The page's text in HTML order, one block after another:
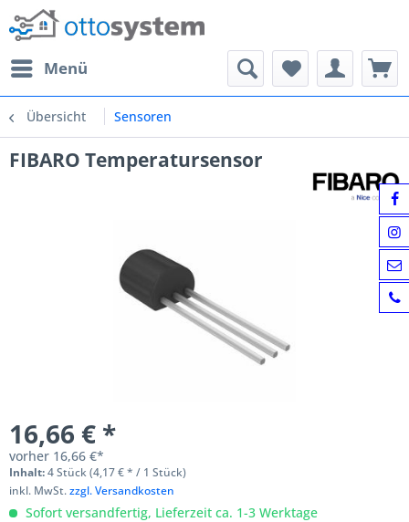
Menü
Übersicht Sensoren
FIBARO Temperatursensor
16,66 € *
vorher 16,66 €*
Inhalt:4 Stück (4,17 € * / 1 Stück)
inkl. MwSt.zzgl. Versandkosten
Sofort versandfertig, Lieferzeit ca. 1-3 Werktage